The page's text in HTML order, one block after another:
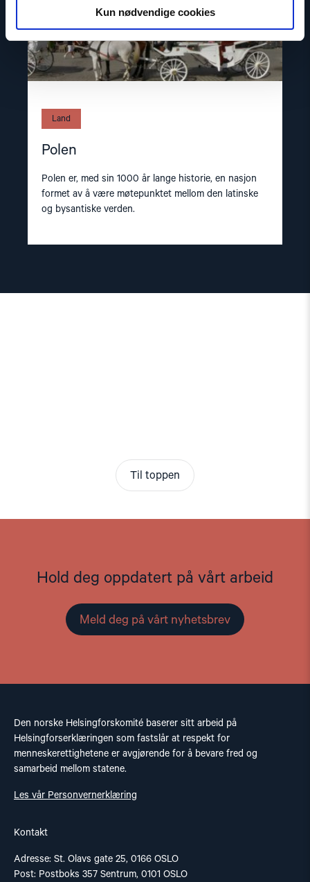
Kun nødvendige cookies
Land
Polen
Polen er, med sin 1000 år lange historie, en nasjon
formet av å være møtepunktet mellom den latinske
og bysantiske verden.
Til toppen
Hold deg oppdatert på vårt arbeid
Meld deg på vårt nyhetsbrev
Den norske Helsingforskomité baserer sitt arbeid på
Helsingforserklæringen som fastslår at respekt for
menneskerettighetene er avgjørende for å bevare fred og
samarbeid mellom statene.
Les vår Personvernerklæring
Kontakt
Adresse: St. Olavs gate 25, 0166 OSLO
Post: Postboks 357 Sentrum, 0101 OSLO